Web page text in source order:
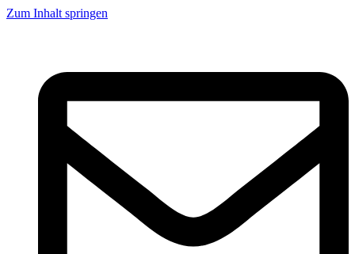
Zum Inhalt springen